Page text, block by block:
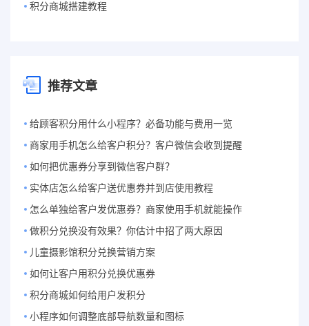
积分商城搭建教程
推荐文章
给顾客积分用什么小程序？必备功能与费用一览
商家用手机怎么给客户积分？客户微信会收到提醒
如何把优惠券分享到微信客户群？
实体店怎么给客户送优惠券并到店使用教程
怎么单独给客户发优惠券？商家使用手机就能操作
做积分兑换没有效果？你估计中招了两大原因
儿童摄影馆积分兑换营销方案
如何让客户用积分兑换优惠券
积分商城如何给用户发积分
小程序如何调整底部导航数量和图标